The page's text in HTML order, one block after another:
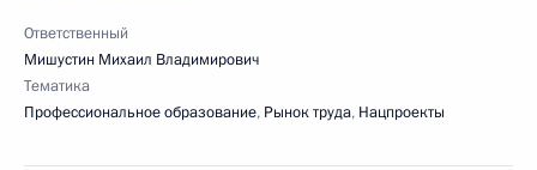
Ответственный
Мишустин Михаил Владимирович
Тематика
Профессиональное образование, Рынок труда, Нацпроекты